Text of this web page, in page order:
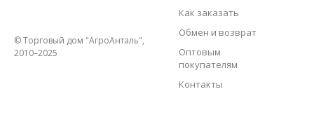
© Торговый дом "АгроАнталь",
2010–2025
Как заказать
Обмен и возврат
Оптовым
покупателям
Контакты